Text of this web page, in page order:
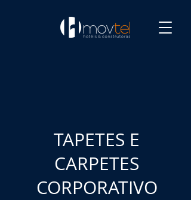
TAPETES E
CARPETES
CORPORATIVO